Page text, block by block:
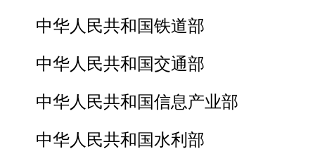
中华人民共和国铁道部
中华人民共和国交通部
中华人民共和国信息产业部
中华人民共和国水利部